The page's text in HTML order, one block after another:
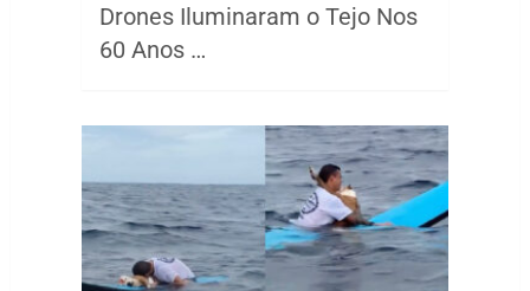
Drones Iluminaram o Tejo Nos
60 Anos …